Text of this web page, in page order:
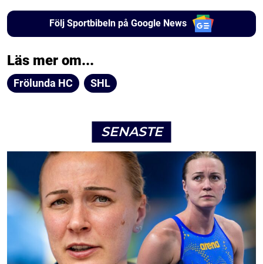
Följ Sportbibeln på Google News
Läs mer om...
Frölunda HC SHL
SENASTE